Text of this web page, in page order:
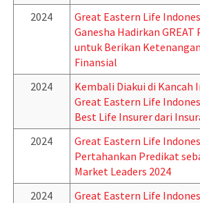
2024
Great Eastern Life
Ganesha Hadirkan
untuk Berikan
Finansial
2024
Kembali Diakui di Kancah
Great Eastern Life
Best Life Insurer dari
2024
Great Eastern Life
Pertahankan Predikat
Market Leaders 2024
2024
Great Eastern Life